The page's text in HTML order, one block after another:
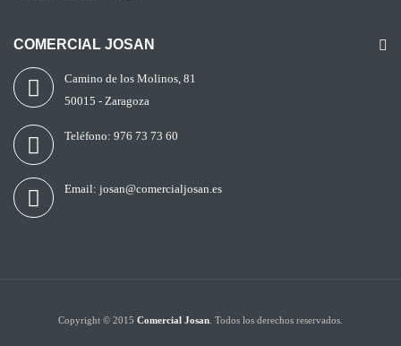
COMERCIAL JOSAN
Camino de los Molinos, 81
50015 - Zaragoza
Teléfono: 976 73 73 60
Email: josan@comercialjosan.es
Copyright © 2015 Comercial Josan . Todos los derechos reservados.